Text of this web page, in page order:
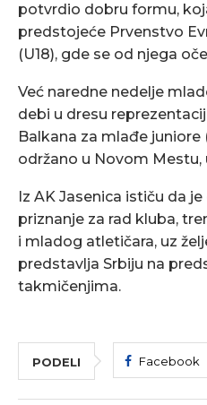
potvrdio dobru formu,
predstojeće Prvenstvo
(U18), gde se od njega
Već naredne nedelje
debi u dresu
Balkana za mlađe juniore
održano u Novom Mestu,
Iz AK Jasenica ističu da
priznanje za rad kluba,
i mladog atletičara, uz
predstavlja Srbiju na
takmičenjima.
PODELI Facebook